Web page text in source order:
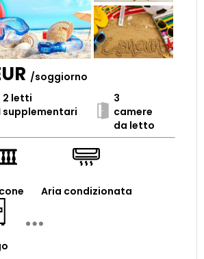
/soggiorno
2 letti
supplementari
3
camere
da letto
Aria condizionata